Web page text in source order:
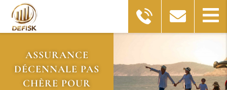
ASSURANCE
DÉCENNALE PAS
CHÈRE POUR